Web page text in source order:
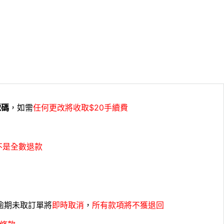
，如需任何更改將收取$20手續費
是全數退款
期未取訂單將即時取消 ， 所有款項將不獲退回